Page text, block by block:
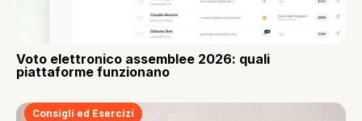
Voto elettronico assemblee 2026: quali
piattaforme funzionano
Consigli ed Esercizi